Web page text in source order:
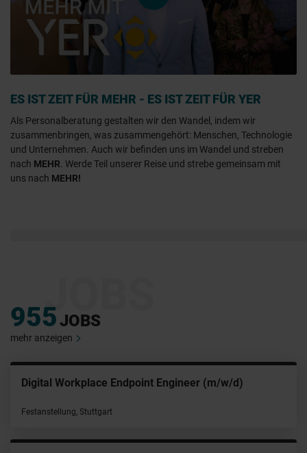
Play
Mute
Enter
Play
ES IST ZEIT FÜR MEHR - ES IST ZEIT FÜR YER
Als Personalberatung gestalten wir den Wandel, indem wir
zusammenbringen, was zusammengehört: Menschen, Technologie
und Unternehmen. Auch wir befinden uns im Wandel und streben
nach MEHR . Werde Teil unserer Reise und strebe gemeinsam mit
uns nach MEHR!
JOBS
955JOBS
mehr anzeigen
Digital Workplace Endpoint Engineer (m/w/d)
Festanstellung, Stuttgart